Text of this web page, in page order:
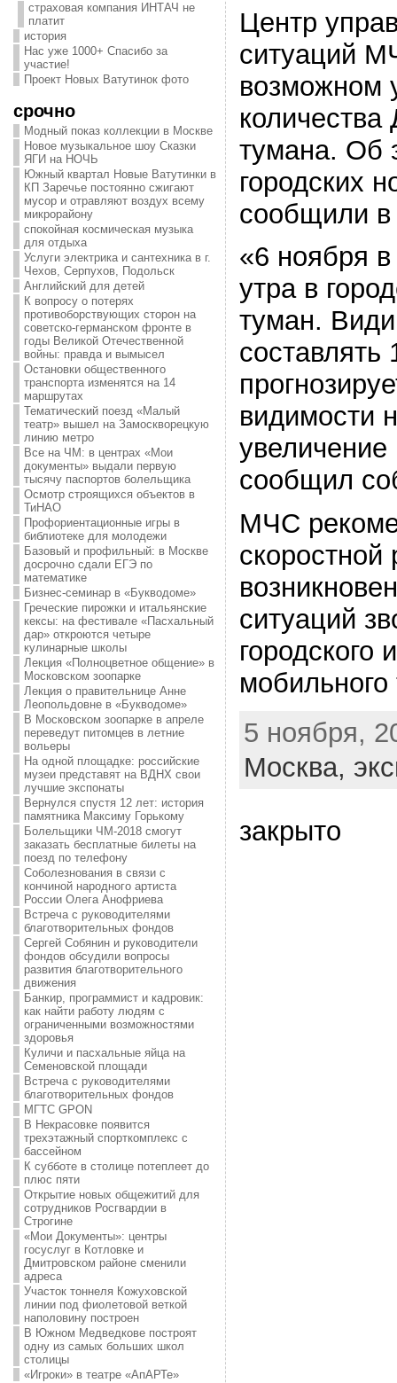
страховая компания ИНТАЧ не
платит
история
Нас уже 1000+ Спасибо за
участие!
Проект Новых Ватутинок фото
срочно
Модный показ коллекции в Москве
Новое музыкальное шоу Сказки
ЯГИ на НОЧЬ
Южный квартал Новые Ватутинки в
КП Заречье постоянно сжигают
мусор и отравляют воздух всему
микрорайону
спокойная космическая музыка
для отдыха
Услуги электрика и сантехника в г.
Чехов, Серпухов, Подольск
Английский для детей
К вопросу о потерях
противоборствующих сторон на
советско-германском фронте в
годы Великой Отечественной
войны: правда и вымысел
Остановки общественного
транспорта изменятся на 14
маршрутах
Тематический поезд «Малый
театр» вышел на Замоскворецкую
линию метро
Все на ЧМ: в центрах «Мои
документы» выдали первую
тысячу паспортов болельщика
Осмотр строящихся объектов в
ТиНАО
Профориентационные игры в
библиотеке для молодежи
Базовый и профильный: в Москве
досрочно сдали ЕГЭ по
математике
Бизнес-семинар в «Букводоме»
Греческие пирожки и итальянские
кексы: на фестивале «Пасхальный
дар» откроются четыре
кулинарные школы
Лекция «Полноцветное общение» в
Московском зоопарке
Лекция о правительнице Анне
Леопольдовне в «Букводоме»
В Московском зоопарке в апреле
переведут питомцев в летние
вольеры
На одной площадке: российские
музеи представят на ВДНХ свои
лучшие экспонаты
Вернулся спустя 12 лет: история
памятника Максиму Горькому
Болельщики ЧМ-2018 смогут
заказать бесплатные билеты на
поезд по телефону
Соболезнования в связи с
кончиной народного артиста
России Олега Анофриева
Встреча с руководителями
благотворительных фондов
Сергей Собянин и руководители
фондов обсудили вопросы
развития благотворительного
движения
Банкир, программист и кадровик:
как найти работу людям с
ограниченными возможностями
здоровья
Куличи и пасхальные яйца на
Семеновской площади
Встреча с руководителями
благотворительных фондов
МГТС GPON
В Некрасовке появится
трехэтажный спорткомплекс с
бассейном
К субботе в столице потеплеет до
плюс пяти
Открытие новых общежитий для
сотрудников Росгвардии в
Строгине
«Мои Документы»: центры
госуслуг в Котловке и
Дмитровском районе сменили
адреса
Участок тоннеля Кожуховской
линии под фиолетовой веткой
наполовину построен
В Южном Медведкове построят
одну из самых больших школ
столицы
«Игроки» в театре «АпАРТе»
Центр
ситуаций
возможном
тумана. Об
городских
сообщили
«6 ноября
утра в
туман.
видимости
сообщил
МЧС
ситуаций
5 ноября,
Москва,
закрыто